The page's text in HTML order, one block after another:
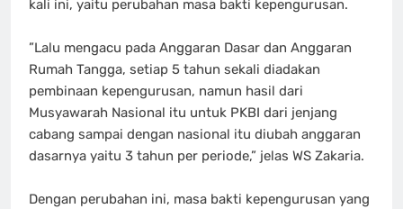
kali ini, yaitu perubahan masa bakti kepengurusan.
‎​”Lalu mengacu pada Anggaran Dasar dan Anggaran
Rumah Tangga, setiap 5 tahun sekali diadakan
pembinaan kepengurusan, namun hasil dari
Musyawarah Nasional itu untuk PKBI dari jenjang
cabang sampai dengan nasional itu diubah anggaran
dasarnya yaitu 3 tahun per periode,” jelas WS Zakaria.
‎​Dengan perubahan ini, masa bakti kepengurusan yang